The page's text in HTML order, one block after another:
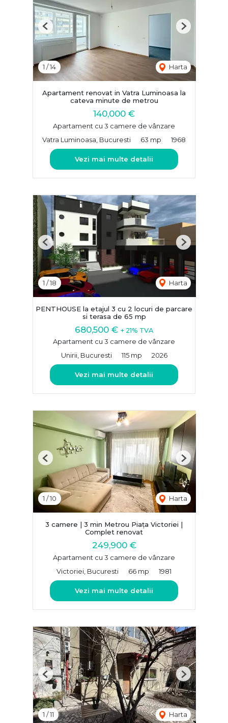
1 /14 Harta
Previous Next
Apartament renovat in Vatra Luminoasa la
cateva minute de metrou
140,000 €
Apartament cu 3 camere de vânzare
Vatra Luminoasa, Bucuresti
63 mp 1968
Vezi mai multe detalii
1 /18 Harta
Previous Next
PENTHOUSE la etajul 3 cu 2 locuri de parcare
si terasa de 65 mp
680,500 € + 21% TVA
Apartament cu 3 camere de vânzare
Unirii, Bucuresti
115 mp 2026
Vezi mai multe detalii
1 /10 Harta
Previous Next
3 camere | 3 min Metrou Piața Victoriei |
Complet renovat
249,900 €
Apartament cu 3 camere de vânzare
Victoriei, Bucuresti
66 mp 1981
Vezi mai multe detalii
1 /11 Harta
Previous Next